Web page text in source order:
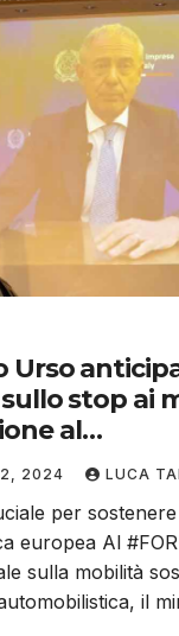
Urso
stop ai
al
2, 2024 LUCA
per sostenere
europea Al
sulla mobilità
il